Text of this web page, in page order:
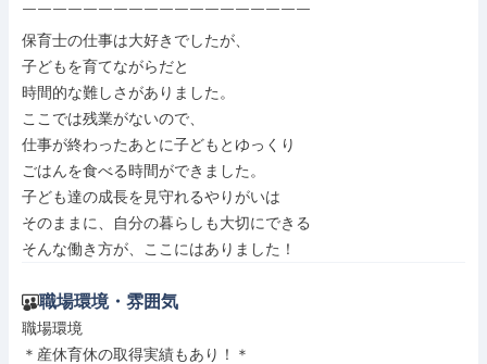
￣￣￣￣￣￣￣￣￣￣￣￣￣￣￣￣￣￣￣
保育士の仕事は大好きでしたが、
子どもを育てながらだと
時間的な難しさがありました。
ここでは残業がないので、
仕事が終わったあとに子どもとゆっくり
ごはんを食べる時間ができました。
子ども達の成長を見守れるやりがいは
そのままに、自分の暮らしも大切にできる
そんな働き方が、ここにはありました！
職場環境・雰囲気
職場環境
＊産休育休の取得実績もあり！＊